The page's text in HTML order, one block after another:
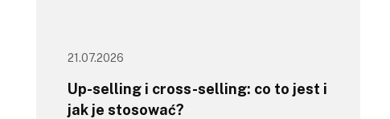
21.07.2026
Up-selling i cross-selling: co to jest i
jak je stosować?